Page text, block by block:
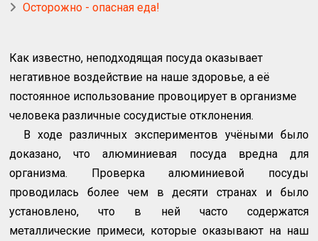
Осторожно - опасная еда!
Как известно, неподходящая посуда оказывает
негативное воздействие на наше здоровье, а её
постоянное использование провоцирует в организме
человека различные сосудистые отклонения.
В ходе различных экспериментов учёными было
доказано, что алюминиевая посуда вредна для
организма. Проверка алюминиевой посуды
проводилась более чем в десяти странах и было
установлено, что в ней часто содержатся
металлические примеси, которые оказывают на наш